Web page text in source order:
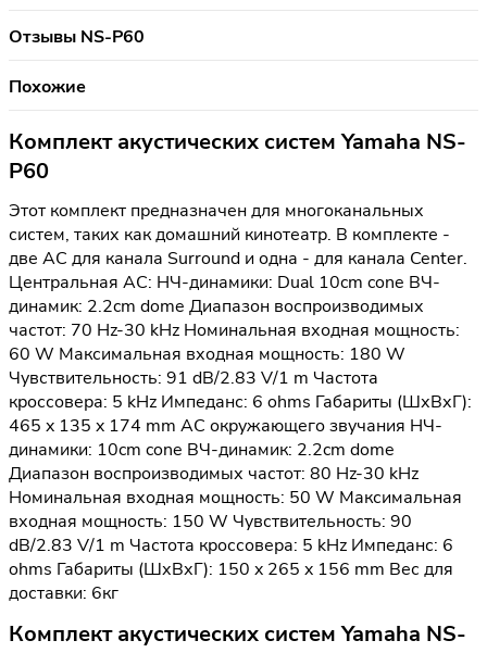
Отзывы NS-P60
Похожие
Комплект акустических систем Yamaha NS-
P60
Этот комплект предназначен для многоканальных
систем, таких как домашний кинотеатр. В комплекте -
две АС для канала Surround и одна - для канала Center.
Центральная АС: НЧ-динамики: Dual 10cm cone ВЧ-
динамик: 2.2cm dome Диапазон воспроизводимых
частот: 70 Hz-30 kHz Номинальная входная мощность:
60 W Максимальная входная мощность: 180 W
Чувствительность: 91 dB/2.83 V/1 m Частота
кроссовера: 5 kHz Импеданс: 6 ohms Габариты (ШхВхГ):
465 x 135 x 174 mm АС окружающего звучания НЧ-
динамики: 10cm cone ВЧ-динамик: 2.2cm dome
Диапазон воспроизводимых частот: 80 Hz-30 kHz
Номинальная входная мощность: 50 W Максимальная
входная мощность: 150 W Чувствительность: 90
dB/2.83 V/1 m Частота кроссовера: 5 kHz Импеданс: 6
ohms Габариты (ШхВхГ): 150 x 265 x 156 mm Вес для
доставки: 6кг
Комплект акустических систем Yamaha NS-